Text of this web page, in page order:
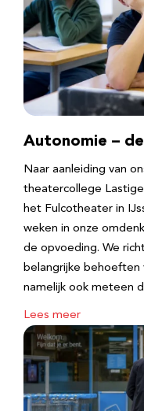
Autonomie –
Naar aanleiding van
theatercollege
het Fulcotheater in
weken in onze
de opvoeding. We
belangrijke behoeften
namelijk ook meteen
Lees meer